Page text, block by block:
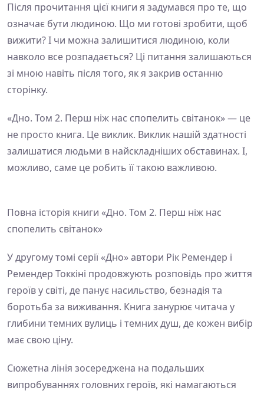
Після прочитання цієї книги я задумався про те, що
означає бути людиною. Що ми готові зробити, щоб
вижити? І чи можна залишитися людиною, коли
навколо все розпадається? Ці питання залишаються
зі мною навіть після того, як я закрив останню
сторінку.
«Дно. Том 2. Перш ніж нас спопелить світанок» — це
не просто книга. Це виклик. Виклик нашій здатності
залишатися людьми в найскладніших обставинах. І,
можливо, саме це робить її такою важливою.
Повна історія книги «Дно. Том 2. Перш ніж нас
спопелить світанок»
У другому томі серії «Дно» автори Рік Ремендер і
Ремендер Токкіні продовжують розповідь про життя
героїв у світі, де панує насильство, безнадія та
боротьба за виживання. Книга занурює читача у
глибини темних вулиць і темних душ, де кожен вибір
має свою ціну.
Сюжетна лінія зосереджена на подальших
випробуваннях головних героїв, які намагаються